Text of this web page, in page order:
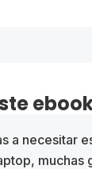
a necesitar
muchas